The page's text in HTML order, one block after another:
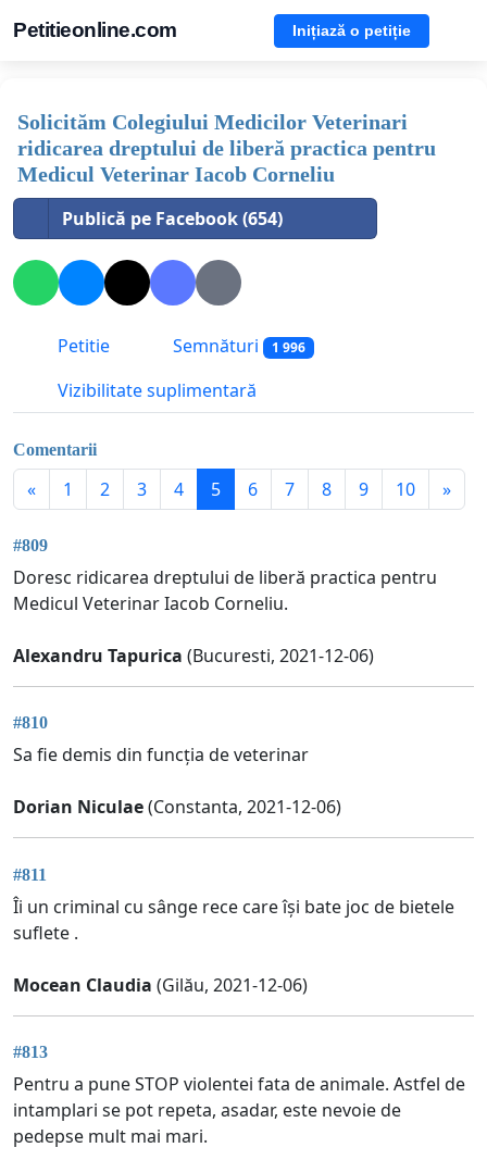
Petitieonline.com Inițiază o petiție
Solicităm Colegiului Medicilor Veterinari
ridicarea dreptului de liberă practica pentru
Medicul Veterinar Iacob Corneliu
Publică pe Facebook (654)
Petitie Semnături 1 996
Vizibilitate suplimentară
Comentarii
« 1 2 3 4 5 6 7 8 9 10 »
#809
Doresc ridicarea dreptului de liberă practica pentru
Medicul Veterinar Iacob Corneliu.
Alexandru Tapurica (Bucuresti, 2021-12-06)
#810
Sa fie demis din funcția de veterinar
Dorian Niculae(Constanta, 2021-12-06)
#811
Îi un criminal cu sânge rece care își bate joc de bietele
suflete .
Mocean Claudia (Gilău, 2021-12-06)
#813
Pentru a pune STOP violentei fata de animale. Astfel de
intamplari se pot repeta, asadar, este nevoie de
pedepse mult mai mari.